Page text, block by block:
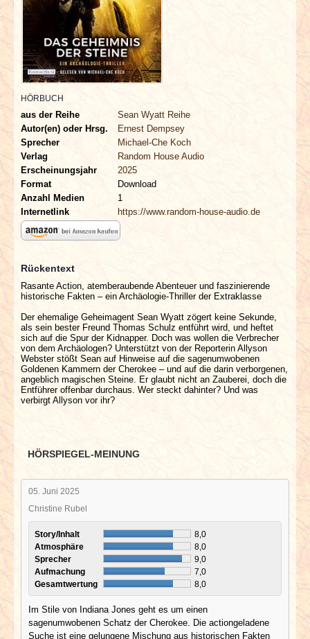
INTERVIEWS
SPECIALS
REDAKTION
LINKS
ARCHIV
HÖRBUCH
aus der Reihe
Sean Wyatt Reihe
Autor(en) oder Hrsg.
Ernest Dempsey
Sprecher
Michael-Che Koch
Verlag
Random House Audio
Erscheinungsjahr
2025
Format
Download
Anzahl Medien
1
Internetlink
https://www.random-house-audio.de
Rückentext
Rasante Action, atemberaubende Abenteuer und faszinierende
historische Fakten – ein Archäologie-Thriller der Extraklasse
Der ehemalige Geheimagent Sean Wyatt zögert keine Sekunde,
als sein bester Freund Thomas Schulz entführt wird, und heftet
sich auf die Spur der Kidnapper. Doch was wollen die Verbrecher
von dem Archäologen? Unterstützt von der Reporterin Allyson
Webster stößt Sean auf Hinweise auf die sagenumwobenen
Goldenen Kammern der Cherokee – und auf die darin verborgenen,
angeblich magischen Steine. Er glaubt nicht an Zauberei, doch die
Entführer offenbar durchaus. Wer steckt dahinter? Und was
verbirgt Allyson vor ihr?
HÖRSPIEGEL-MEINUNG
05. Juni 2025
Christine Rubel
Story/Inhalt
8,0
Atmosphäre
8,0
Sprecher
9,0
Aufmachung
7,0
Gesamtwertung
8,0
Im Stile von Indiana Jones geht es um einen
sagenumwobenen Schatz der Cherokee. Die actiongeladene
Suche ist eine gelungene Mischung aus historischen Fakten